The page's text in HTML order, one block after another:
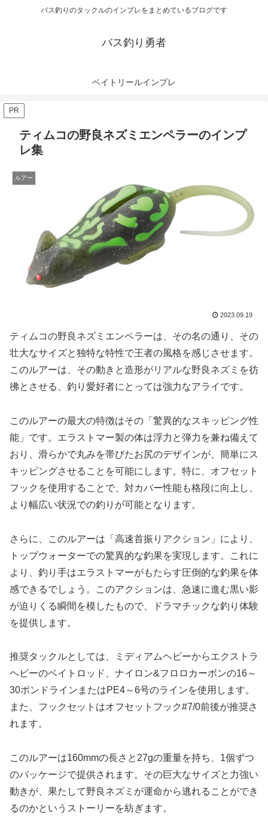
バス釣りのタックルのインプレをまとめているブログです
バス釣り勇者
ベイトリールインプレ
PR
ティムコの野良ネズミエンペラーのインプ
レ集
ルアー
2023.09.19
ティムコの野良ネズミエンペラーは、その名の通り、その
壮大なサイズと独特な特性で王者の風格を感じさせます。
このルアーは、その動きと造形がリアルな野良ネズミを彷
彿とさせる、釣り愛好者にとっては強力なアライです。
このルアーの最大の特徴はその「驚異的なスキッピング性
能」です。エラストマー製の体は浮力と弾力を兼ね備えて
おり、滑らかで丸みを帯びたお尻のデザインが、簡単にス
キッピングさせることを可能にします。特に、オフセット
フックを使用することで、対カバー性能も格段に向上し、
より幅広い状況での釣りが可能となります。
さらに、このルアーは「高速首振りアクション」により、
トップウォーターでの驚異的な釣果を実現します。これに
より、釣り手はエラストマーがもたらす圧倒的な釣果を体
感できるでしょう。このアクションは、急速に進む黒い影
が迫りくる瞬間を模したもので、ドラマチックな釣り体験
を提供します。
推奨タックルとしては、ミディアムヘビーからエクストラ
ヘビーのベイトロッド、ナイロン&フロロカーボンの16～
30ポンドラインまたはPE4～6号のラインを使用します。
また、フックセットはオフセットフック#7/0前後が推奨さ
れます。
このルアーは160mmの長さと27gの重量を持ち、1個ずつ
のパッケージで提供されます。その巨大なサイズと力強い
動きが、果たして野良ネズミが運命から逃れることができ
るのかというストーリーを紡ぎます。